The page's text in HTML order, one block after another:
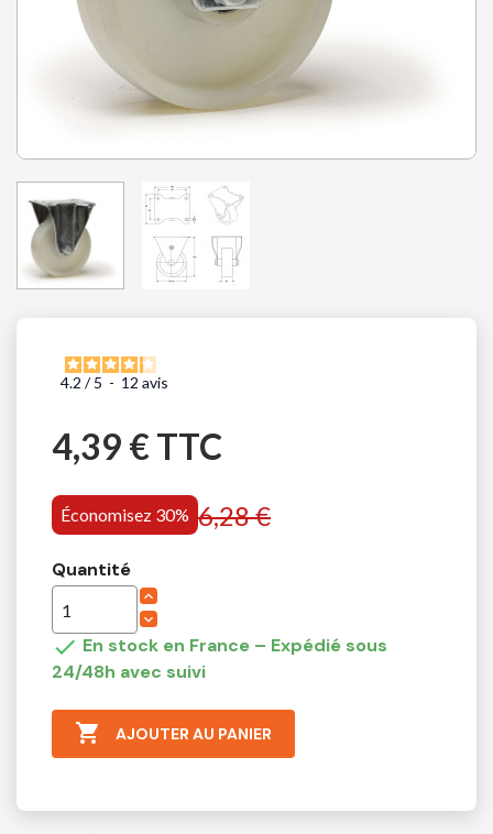
4.2 / 5 - 12 avis
4,39 € TTC
Économisez 30% 6,28 €
Quantité
 En stock en France – Expédié sous
24/48h avec suivi
 AJOUTER AU PANIER